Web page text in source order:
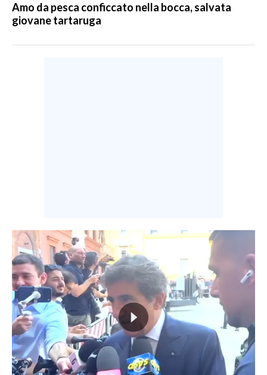
Amo da pesca conficcato nella bocca, salvata
giovane tartaruga